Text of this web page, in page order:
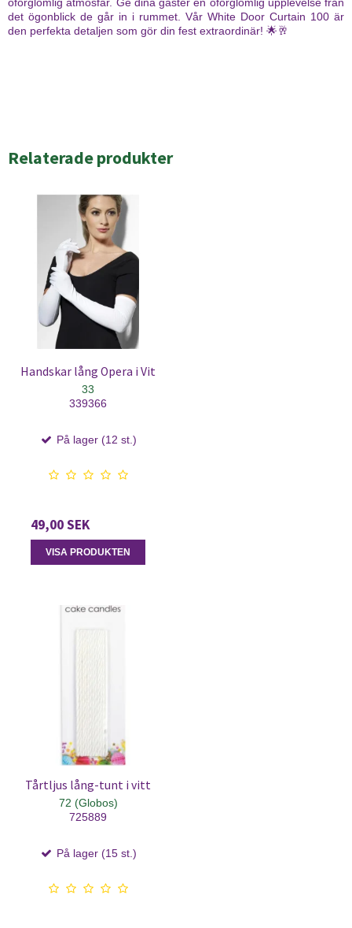
oförglömlig atmosfär. Ge dina gäster en oförglömlig upplevelse från
det ögonblick de går in i rummet. Vår White Door Curtain 100 är
den perfekta detaljen som gör din fest extraordinär! 🌟🥂
Relaterade produkter
Handskar lång Opera i Vit
33
339366
På lager (12 st.)
49,00 SEK
VISA PRODUKTEN
Tårtljus lång-tunt i vitt
72 (Globos)
725889
På lager (15 st.)